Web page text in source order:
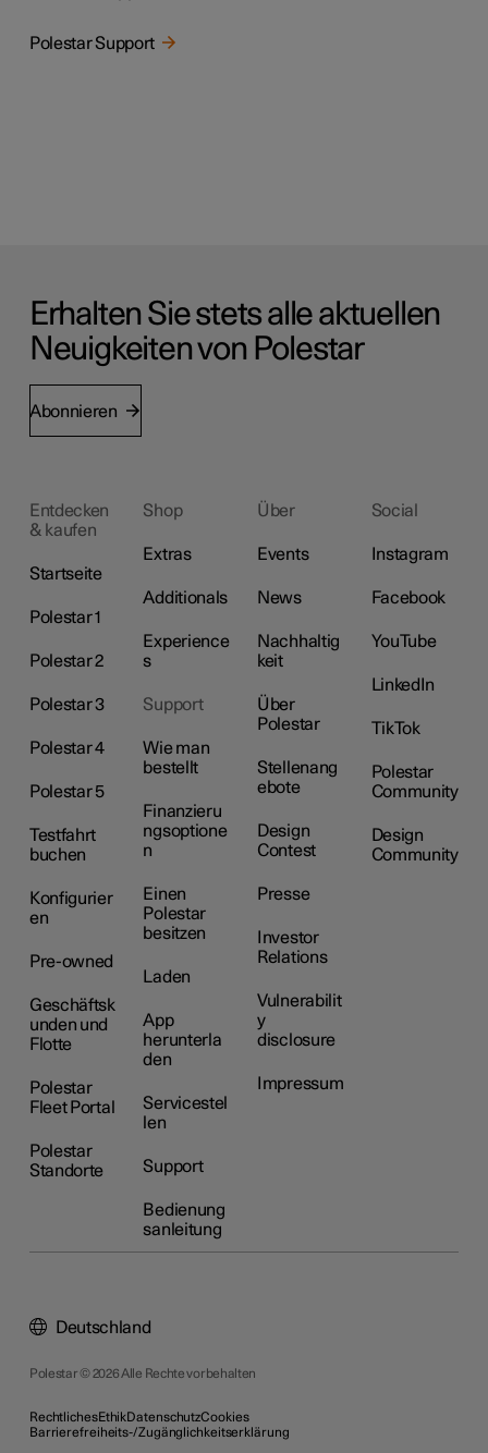
Polestar Support
Erhalten Sie stets alle aktuellen
Neuigkeiten von Polestar
Abonnieren
Entdecken
& kaufen
Startseite
Polestar 1
Polestar 2
Polestar 3
Polestar 4
Polestar 5
Testfahrt
buchen
Konfigurier
en
Pre-owned
Geschäftsk
unden und
Flotte
Polestar
Fleet Portal
Polestar
Standorte
Shop
Extras
Additionals
Experience
s
Support
Wie man
bestellt
Finanzieru
ngsoptione
n
Einen
Polestar
besitzen
Laden
App
herunterla
den
Servicestel
len
Support
Bedienung
sanleitung
Über
Events
News
Nachhaltig
keit
Über
Polestar
Stellenang
ebote
Design
Contest
Presse
Investor
Relations
Vulnerabilit
y
disclosure
Impressum
Social
Instagram
Facebook
YouTube
LinkedIn
TikTok
Polestar
Community
Design
Community
Polestar © 2026 Alle Rechte vorbehalten
RechtlichesEthikDatenschutzCookies
Barrierefreiheits-/Zugänglichkeitserklärung
Deutschland